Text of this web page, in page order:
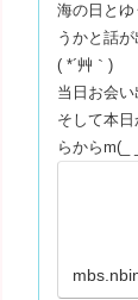
海の日と
うかと話
( *´艸｀)
当日お会
そして本
らからm(_